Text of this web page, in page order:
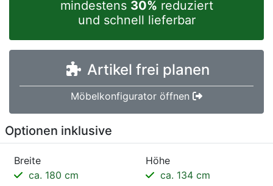
mindestens 30% reduziert
und schnell lieferbar
Artikel frei planen
Möbelkonfigurator öffnen
Optionen inklusive
Breite
ca. 180 cm
Höhe
ca. 134 cm